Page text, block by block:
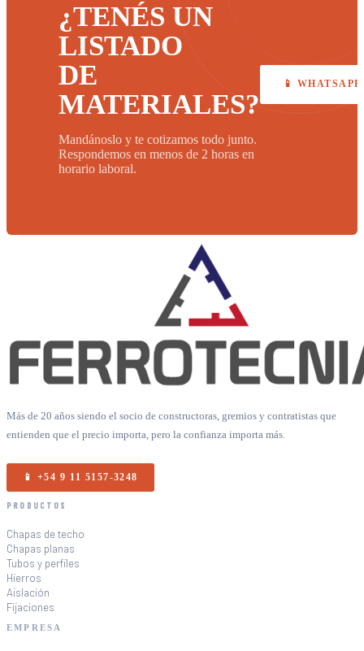
¿TENÉS UN
LISTADO
DE
MATERIALES?
Mandánoslo y te cotizamos todo junto.
Respondemos en menos de 2 horas en
horario laboral.
📱
Más de 20 años siendo el socio de constructoras, gremios y contratistas que
entienden que el precio importa, pero la confianza importa más.
📱 +54 9 11 5157-3248
PRODUCTOS
Chapas de techo
Chapas planas
Tubos y perfiles
Hierros
Aislación
Fijaciones
EMPRESA